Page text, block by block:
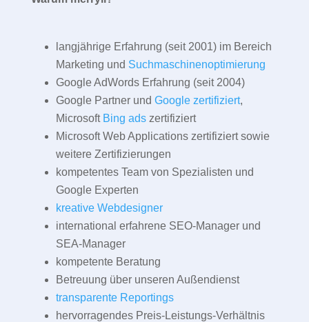
langjährige Erfahrung (seit 2001) im Bereich
Marketing und Suchmaschinenoptimierung
Google AdWords Erfahrung (seit 2004)
Google Partner und Google zertifiziert,
Microsoft Bing adszertifiziert
Microsoft Web Applications zertifiziert sowie
weitere Zertifizierungen
kompetentes Team von Spezialisten und
Google Experten
kreative Webdesigner
international erfahrene SEO-Manager und
SEA-Manager
kompetente Beratung
Betreuung über unseren Außendienst
transparente Reportings
hervorragendes Preis-Leistungs-Verhältnis